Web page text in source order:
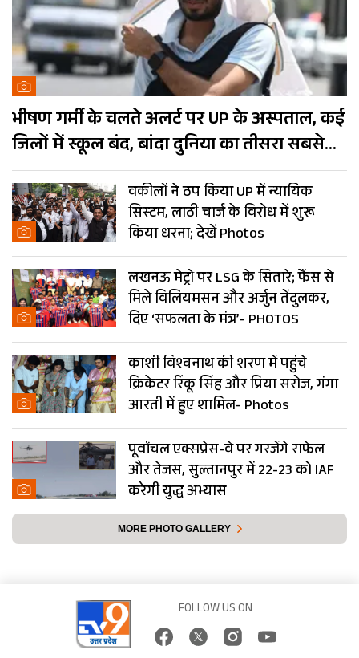
भीषण गर्मी के चलते अलर्ट पर UP के अस्पताल, कई
जिलों में स्कूल बंद, बांदा दुनिया का तीसरा सबसे
गर्म शहर
वकीलों ने ठप किया UP में न्यायिक
सिस्टम, लाठी चार्ज के विरोध में शुरू
किया धरना; देखें Photos
लखनऊ मेट्रो पर LSG के सितारे; फैंस से
मिले विलियमसन और अर्जुन तेंदुलकर,
दिए ‘सफलता के मंत्र’- PHOTOS
काशी विश्वनाथ की शरण में पहुंचे
क्रिकेटर रिंकू सिंह और प्रिया सरोज, गंगा
आरती में हुए शामिल- Photos
पूर्वांचल एक्सप्रेस-वे पर गरजेंगे राफेल
और तेजस, सुल्तानपुर में 22-23 को IAF
करेगी युद्ध अभ्यास
MORE PHOTO GALLERY
FOLLOW US ON